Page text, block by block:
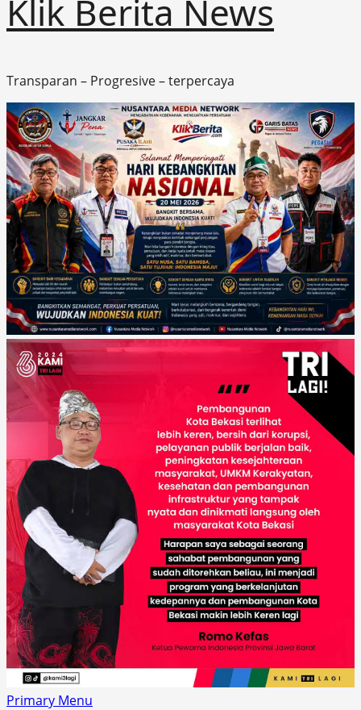
Klik Berita News
Transparan – Progresive – terpercaya
Primary Menu